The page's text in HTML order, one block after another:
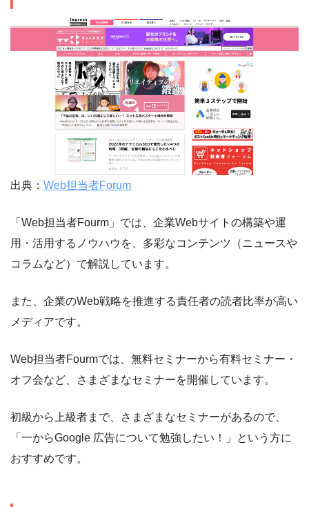
出典： Web担当者Forum
「Web担当者Fourm」では、企業Webサイトの構築や運
用・活用するノウハウを、多彩なコンテンツ（ニュースや
コラムなど）で解説しています。
また、企業のWeb戦略を推進する責任者の読者比率が高い
メディアです。
Web担当者Fourmでは、無料セミナーから有料セミナー・
オフ会など、さまざまなセミナーを開催しています。
初級から上級者まで、さまざまなセミナーがあるので、
「一からGoogle 広告について勉強したい！」という方に
おすすめです。